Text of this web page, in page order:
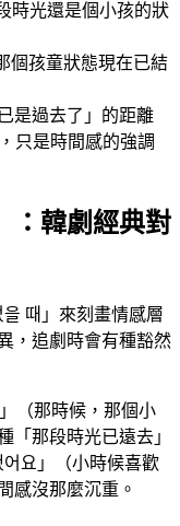
時光還是個小孩的狀
個孩童狀態現在已結
是過去了」的距離
只是時間感的強調
：韓劇經典對
때」來刻畫情感層
，追劇時會有種豁然
（那時候，那個小
那段時光已遠去」
어요」（小時候喜歡
感沒那麼沉重。